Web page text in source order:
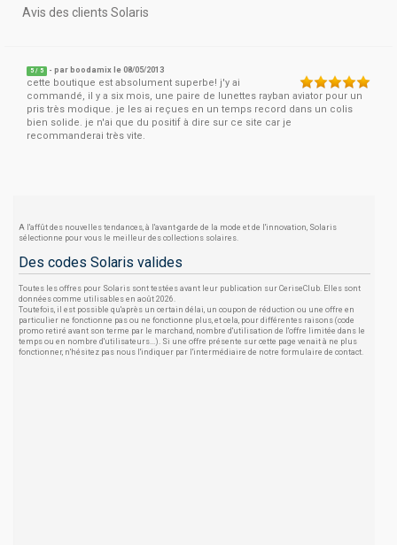
Avis des clients Solaris
5 / 5 - par boodamix le 08/05/2013
cette boutique est absolument superbe! j'y ai
commandé, il y a six mois, une paire de lunettes rayban aviator pour un
pris très modique. je les ai reçues en un temps record dans un colis
bien solide. je n'ai que du positif à dire sur ce site car je
recommanderai très vite.
A l'affût des nouvelles tendances, à l'avant-garde de la mode et de l'innovation, Solaris
sélectionne pour vous le meilleur des collections solaires.
Des codes Solaris valides
Toutes les offres pour Solaris sont testées avant leur publication sur CeriseClub. Elles sont
données comme utilisables en août 2026.
Toutefois, il est possible qu'après un certain délai, un coupon de réduction ou une offre en
particulier ne fonctionne pas ou ne fonctionne plus, et cela, pour différentes raisons (code
promo retiré avant son terme par le marchand, nombre d'utilisation de l'offre limitée dans le
temps ou en nombre d'utilisateurs...). Si une offre présente sur cette page venait à ne plus
fonctionner, n'hésitez pas nous l'indiquer par l'intermédiaire de notre formulaire de contact.